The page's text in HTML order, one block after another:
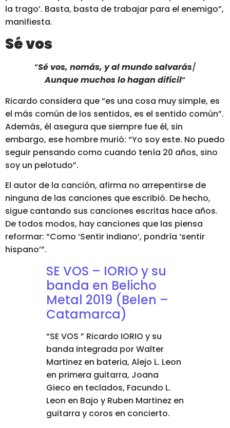
la trago’. Basta, basta de trabajar para el enemigo”,
manifiesta.
Sé vos
“Sé vos, nomás, y al mundo salvarás/
Aunque muchos lo hagan difícil“
Ricardo considera que“es una cosa muy simple, es
el más común de los sentidos, es el sentido común”.
Además, él asegura que siempre fue él, sin
embargo, ese hombre murió: “Yo soy este. No puedo
seguir pensando como cuando tenía 20 años, sino
soy un pelotudo”.
El autor de la canción, afirma no arrepentirse de
ninguna de las canciones que escribió. De hecho,
sigue cantando sus canciones escritas hace años.
De todos modos, hay canciones que las piensa
reformar: “Como ‘Sentir indiano’, pondría ‘sentir
hispano’”.
SE VOS – IORIO y su
banda en Belicho
Metal 2019 (Belen –
Catamarca)
“SE VOS ” Ricardo IORIO y su
banda integrada por Walter
Martinez en bateria, Alejo L. Leon
en primera guitarra, Joana
Gieco en teclados, Facundo L.
Leon en Bajo y Ruben Martinez en
guitarra y coros en concierto.